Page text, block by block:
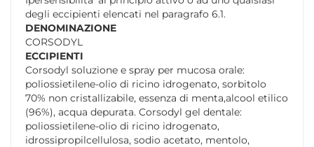
degli eccipienti elencati nel paragrafo 6.1.
DENOMINAZIONE
CORSODYL
ECCIPIENTI
Corsodyl soluzione e spray per mucosa orale:
poliossietilene-olio di ricino idrogenato, sorbitolo
70% non cristallizabile, essenza di menta,alcool etilico
(96%), acqua depurata. Corsodyl gel dentale:
poliossietilene-olio di ricino idrogenato,
idrossipropilcellulosa, sodio acetato, mentolo,